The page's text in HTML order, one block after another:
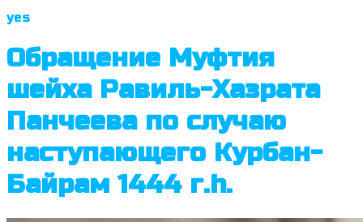
yes
Обращение Муфтия
шейха Равиль-Хазрата
Панчеева по случаю
наступающего Курбан-
Байрам 1444 г.h.